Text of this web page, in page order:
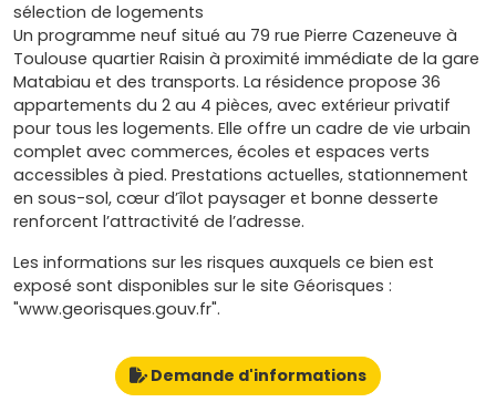
sélection de logements
Un programme neuf situé au 79 rue Pierre Cazeneuve à
Toulouse quartier Raisin à proximité immédiate de la gare
Matabiau et des transports. La résidence propose 36
appartements du 2 au 4 pièces, avec extérieur privatif
pour tous les logements. Elle offre un cadre de vie urbain
complet avec commerces, écoles et espaces verts
accessibles à pied. Prestations actuelles, stationnement
en sous-sol, cœur d’îlot paysager et bonne desserte
renforcent l’attractivité de l’adresse.
Les informations sur les risques auxquels ce bien est
exposé sont disponibles sur le site Géorisques :
"www.georisques.gouv.fr".
Demande d'informations